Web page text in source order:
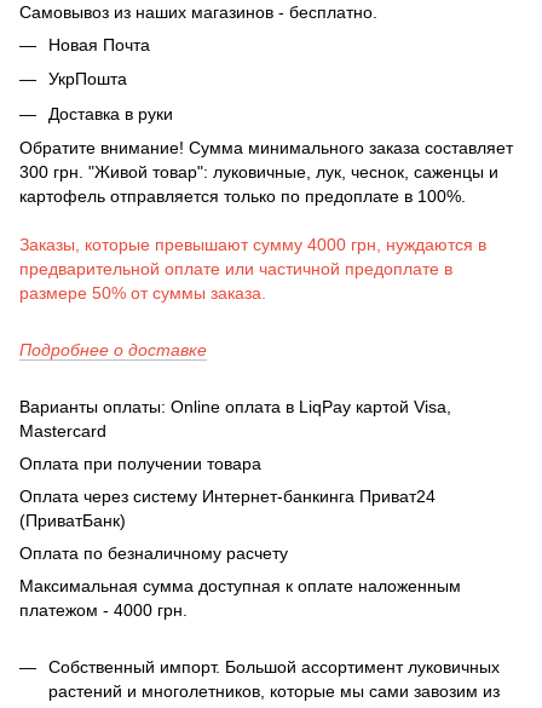
Самовывоз из наших магазинов - бесплатно.
Новая Почта
УкрПошта
Доставка в руки
Обратите внимание! Сумма минимального заказа составляет
300 грн. "Живой товар": луковичные, лук, чеснок, саженцы и
картофель отправляется только по предоплате в 100%.
Заказы, которые превышают сумму 4000 грн, нуждаются в
предварительной оплате или частичной предоплате в
размере 50% от суммы заказа.
Подробнее о доставке
Варианты оплаты: Online оплата в LiqPay картой Visa,
Mastercard
Оплата при получении товара
Оплата через систему Интернет-банкинга Приват24
(ПриватБанк)
Оплата по безналичному расчету
Максимальная сумма доступная к оплате наложенным
платежом - 4000 грн.
Собственный импорт. Большой ассортимент луковичных
растений и многолетников, которые мы сами завозим из